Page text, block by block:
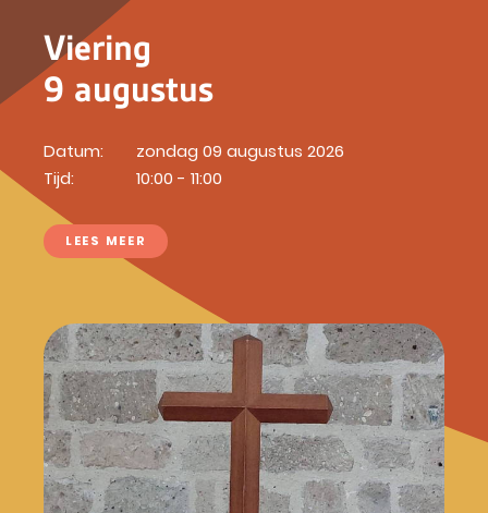
Viering
9 augustus
Datum:
Tijd:
zondag 09 augustus 2026
10:00 - 11:00
LEES MEER